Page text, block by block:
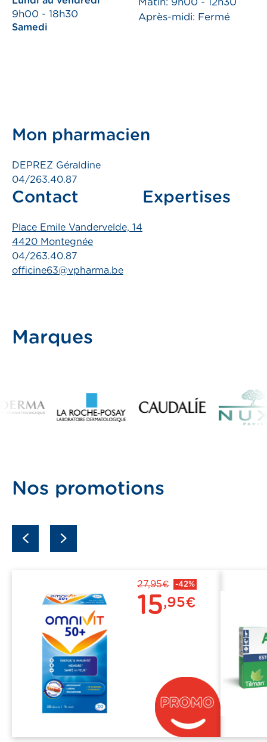
9h00 - 18h30
Samedi
Après-midi: Fermé
Mon pharmacien
DEPREZ Géraldine
04/263.40.87
Contact
Place Emile Vandervelde, 14
4420 Montegnée
04/263.40.87
officine63@vpharma.be
Expertises
Marques
Nos promotions
previousnext
27,95€ -42%
15,95€